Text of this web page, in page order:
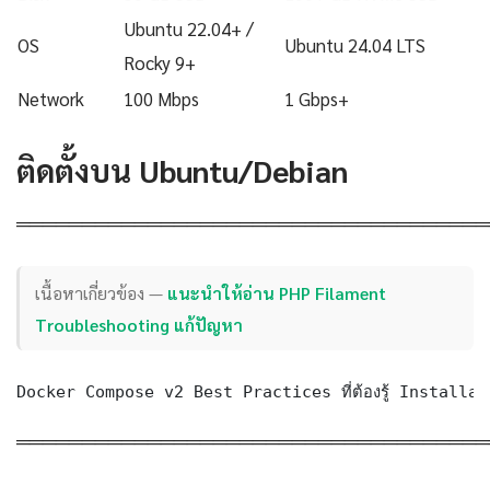
OS
Ubuntu 22.04+ /
Rocky 9+
Ubuntu 24.04 LTS
Network 100 Mbps 1 Gbps+
ติดตั้งบน Ubuntu/Debian
เนื้อหาเกี่ยวข้อง — แนะนำให้อ่าน PHP Filament
Troubleshooting แก้ปัญหา
Docker Compose v2 Best Practices ที่ต้องรู้